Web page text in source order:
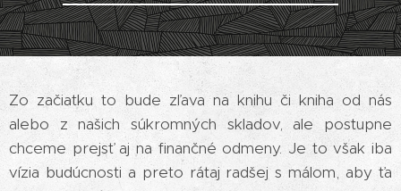
Zo začiatku to bude zľava na knihu či kniha od nás
alebo z našich súkromných skladov, ale postupne
chceme prejsť aj na finančné odmeny. Je to však iba
vízia budúcnosti a preto rátaj radšej s málom, aby ťa